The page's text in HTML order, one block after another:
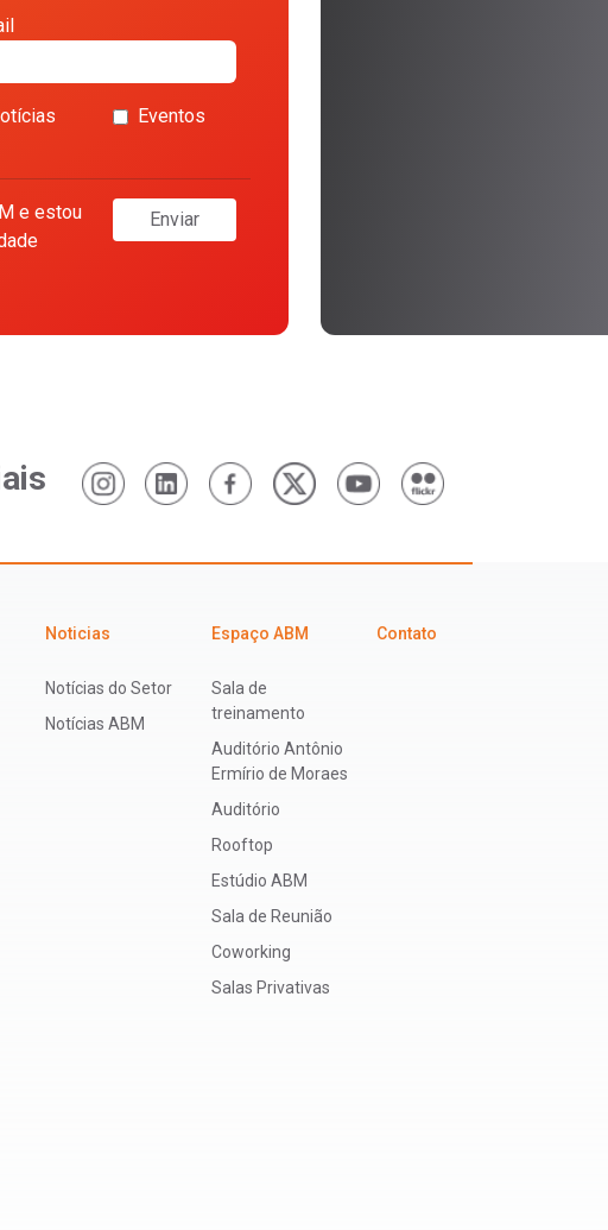
Eventos
e estou
Enviar
Noticias
Notícias do Setor
Notícias ABM
Espaço ABM
Sala de
treinamento
Auditório Antônio
Ermírio de Moraes
Auditório
Rooftop
Estúdio ABM
Sala de Reunião
Coworking
Salas Privativas
Contato